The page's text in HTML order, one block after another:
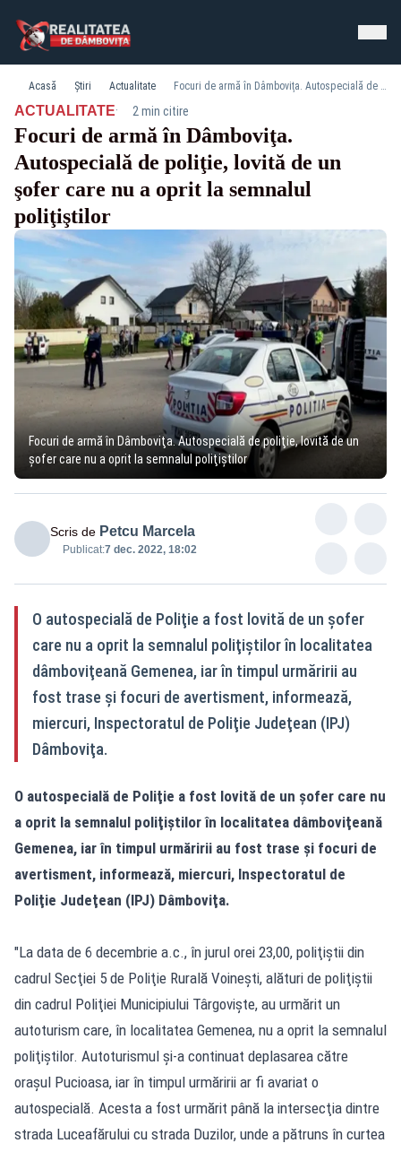
Acasă Știri Actualitate Focuri de armă în Dâmboviţa. Autospecială de poliţie, lovită de un şofer care nu a oprit la semnalul poliţiştilor
ACTUALITATE· 2 min citire
Focuri de armă în Dâmboviţa.
Autospecială de poliţie, lovită de un
şofer care nu a oprit la semnalul
poliţiştilor
Focuri de armă în Dâmboviţa. Autospecială de poliţie, lovită de un
şofer care nu a oprit la semnalul poliţiştilor
Scris de Petcu Marcela
Publicat:7 dec. 2022, 18:02
O autospecială de Poliţie a fost lovită de un şofer
care nu a oprit la semnalul poliţiştilor în localitatea
dâmboviţeană Gemenea, iar în timpul urmăririi au
fost trase şi focuri de avertisment, informează,
miercuri, Inspectoratul de Poliţie Judeţean (IPJ)
Dâmboviţa.
O autospecială de Poliţie a fost lovită de un şofer care nu
a oprit la semnalul poliţiştilor în localitatea dâmboviţeană
Gemenea, iar în timpul urmăririi au fost trase şi focuri de
avertisment, informează, miercuri, Inspectoratul de
Poliţie Judeţean (IPJ) Dâmboviţa.
"La data de 6 decembrie a.c., în jurul orei 23,00, poliţiştii din
cadrul Secţiei 5 de Poliţie Rurală Voineşti, alături de poliţiştii
din cadrul Poliţiei Municipiului Târgovişte, au urmărit un
autoturism care, în localitatea Gemenea, nu a oprit la semnalul
poliţiştilor. Autoturismul şi-a continuat deplasarea către
oraşul Pucioasa, iar în timpul urmăririi ar fi avariat o
autospecială. Acesta a fost urmărit până la intersecţia dintre
strada Luceafărului cu strada Duzilor, unde a pătruns în curtea